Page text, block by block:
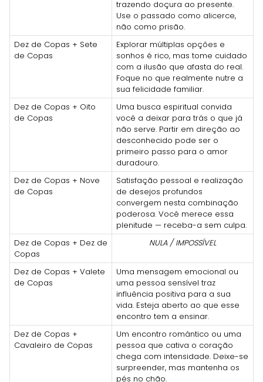
trazendo doçura ao presente.
Use o passado como alicerce,
não como prisão.
Dez de Copas + Sete
de Copas
Explorar múltiplas opções e
sonhos é rico, mas tome cuidado
com a ilusão que afasta do real.
Foque no que realmente nutre a
sua felicidade familiar.
Dez de Copas + Oito
de Copas
Uma busca espiritual convida
você a deixar para trás o que já
não serve. Partir em direção ao
desconhecido pode ser o
primeiro passo para o amor
duradouro.
Dez de Copas + Nove
de Copas
Satisfação pessoal e realização
de desejos profundos
convergem nesta combinação
poderosa. Você merece essa
plenitude — receba-a sem culpa.
Dez de Copas + Dez de
Copas
NULA / IMPOSSÍVEL
Dez de Copas + Valete
de Copas
Uma mensagem emocional ou
uma pessoa sensível traz
influência positiva para a sua
vida. Esteja aberto ao que esse
encontro tem a ensinar.
Dez de Copas +
Cavaleiro de Copas
Um encontro romântico ou uma
pessoa que cativa o coração
chega com intensidade. Deixe-se
surpreender, mas mantenha os
pés no chão.